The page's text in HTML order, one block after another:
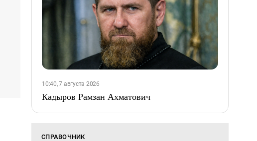
10:40, 7 августа 2026
Кадыров Рамзан Ахматович
СПРАВОЧНИК